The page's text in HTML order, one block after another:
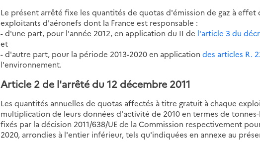
Le présent arrêté fixe les quantités de quotas d'émission de gaz à
exploitants d'aéronefs dont la France est responsable :
- d'une part, pour l'année 2012, en application du II de l'article 3 du
et
- d'autre part, pour la période 2013-2020 en applicationdes articles R.
l'environnement.
Article 2 de l'arrêté du 12 décembre 2011
Les quantités annuelles de quotas affectés à titre gratuit à chaque
multiplication de leurs données d'activité de 2010 en termes de
fixés par la décision 2011/638/UE de la Commission respectivement
2020, arrondies à l'entier inférieur, tels qu'indiquées en annexe au